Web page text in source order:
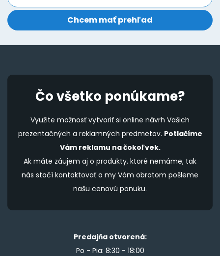
Čo všetko ponúkame?
Využite možnosť vytvoriť si online návrh Vašich
prezentačných a reklamných predmetov. Potlačíme
Vám reklamu na čokoľvek.
Ak máte záujem aj o produkty, ktoré nemáme, tak
nás stačí kontaktovať a my Vám obratom pošleme
našu cenovú ponuku.
Predajňa otvorená:
Po - Pia: 8:30 - 18:00